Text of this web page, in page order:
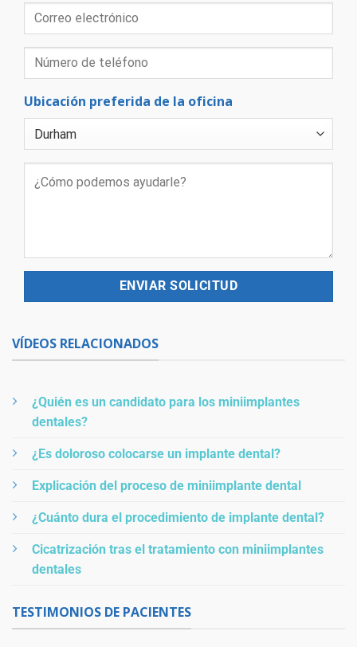
Ubicación preferida de la oficina
VÍDEOS RELACIONADOS
¿Quién es un candidato para los miniimplantes
dentales?
¿Es doloroso colocarse un implante dental?
Explicación del proceso de miniimplante dental
¿Cuánto dura el procedimiento de implante dental?
Cicatrización tras el tratamiento con miniimplantes
dentales
TESTIMONIOS DE PACIENTES